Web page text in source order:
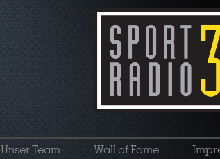
Unser Team Wall of Fame